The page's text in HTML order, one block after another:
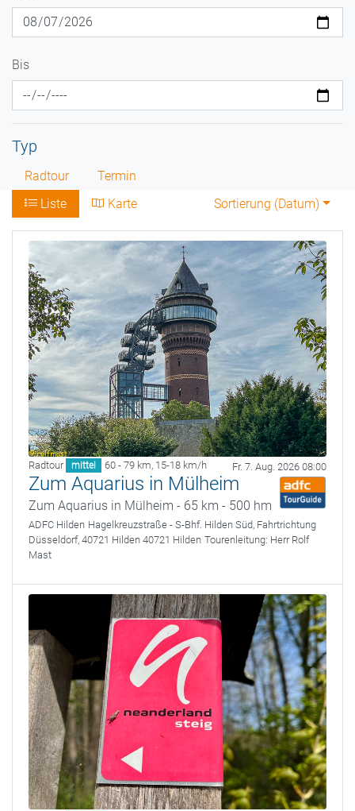
Bis
Typ
Radtour
Termin
Liste
Karte Sortierung (Datum)
Radtour mittel 60 - 79 km, 15-18 km/h Fr. 7. Aug. 2026 08:00
Zum Aquarius in Mülheim
Zum Aquarius in Mülheim - 65 km - 500 hm
ADFC Hilden Hagelkreuzstraße - S-Bhf. Hilden Süd, Fahrtrichtung
Düsseldorf, 40721 Hilden 40721 Hilden Tourenleitung: Herr Rolf
Mast